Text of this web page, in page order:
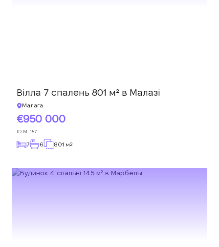
Вілла 7 спалень 801 м² в Малазі
Малага
950 000
ID M-187
7 6 801 м2